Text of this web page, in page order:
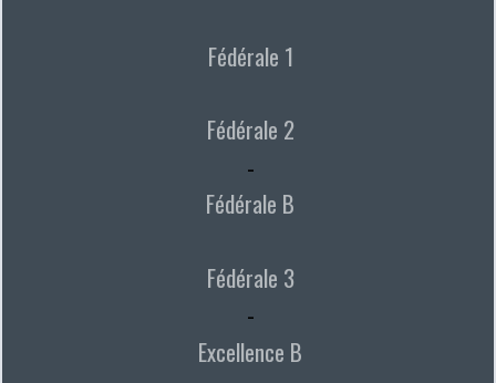
Fédérale 1
Fédérale 2
-
Fédérale B
Fédérale 3
-
Excellence B